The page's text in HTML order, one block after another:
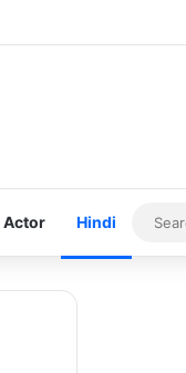
Actor Hindi